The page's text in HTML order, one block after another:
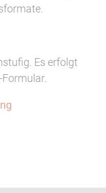
Es erfolgt